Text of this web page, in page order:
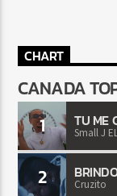
CHART
CANADA
1 TU ME
Small J
2 Cruzito